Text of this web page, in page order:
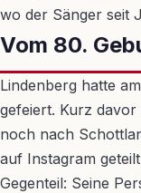
wo der Sänger seit
Vom 80.
Lindenberg hatte
gefeiert. Kurz
noch nach
auf Instagram
Gegenteil: Seine